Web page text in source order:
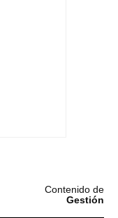
Contenido de
Gestión